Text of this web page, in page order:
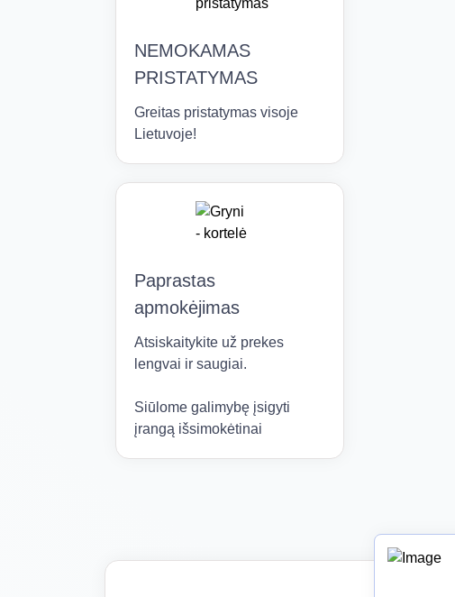
NEMOKAMAS
PRISTATYMAS
Greitas pristatymas visoje
Lietuvoje!
Paprastas
apmokėjimas
Atsiskaitykite už prekes
lengvai ir saugiai.
Siūlome galimybę įsigyti
įrangą išsimokėtinai